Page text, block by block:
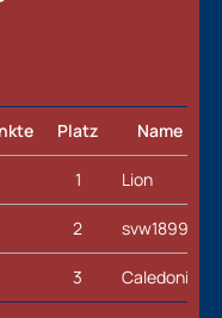
Platz Name
1 Lion
2 svw1899
3 Caledonia